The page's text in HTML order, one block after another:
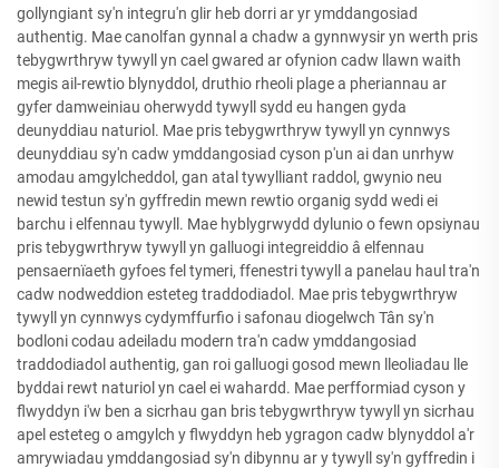
gollyngiant sy'n integru'n glir heb dorri ar yr ymddangosiad
authentig. Mae canolfan gynnal a chadw a gynnwysir yn werth pris
tebygwrthryw tywyll yn cael gwared ar ofynion cadw llawn waith
megis ail-rewtio blynyddol, druthio rheoli plage a pheriannau ar
gyfer damweiniau oherwydd tywyll sydd eu hangen gyda
deunyddiau naturiol. Mae pris tebygwrthryw tywyll yn cynnwys
deunyddiau sy'n cadw ymddangosiad cyson p'un ai dan unrhyw
amodau amgylcheddol, gan atal tywylliant raddol, gwynio neu
newid testun sy'n gyffredin mewn rewtio organig sydd wedi ei
barchu i elfennau tywyll. Mae hyblygrwydd dylunio o fewn opsiynau
pris tebygwrthryw tywyll yn galluogi integreiddio â elfennau
pensaernïaeth gyfoes fel tymeri, ffenestri tywyll a panelau haul tra'n
cadw nodweddion esteteg traddodiadol. Mae pris tebygwrthryw
tywyll yn cynnwys cydymffurfio i safonau diogelwch Tân sy'n
bodloni codau adeiladu modern tra'n cadw ymddangosiad
traddodiadol authentig, gan roi galluogi gosod mewn lleoliadau lle
byddai rewt naturiol yn cael ei wahardd. Mae perfformiad cyson y
flwyddyn i'w ben a sicrhau gan bris tebygwrthryw tywyll yn sicrhau
apel esteteg o amgylch y flwyddyn heb ygragon cadw blynyddol a'r
amrywiadau ymddangosiad sy'n dibynnu ar y tywyll sy'n gyffredin i